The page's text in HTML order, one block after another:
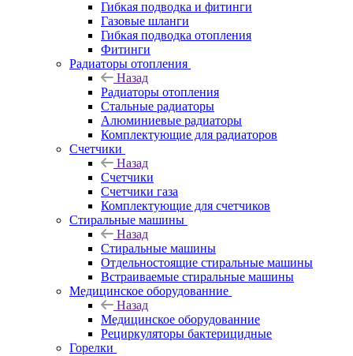
Гибкая подводка и фитинги
Газовые шланги
Гибкая подводка отопления
Фитинги
Радиаторы отопления
Назад
Радиаторы отопления
Стальные радиаторы
Алюминиевые радиаторы
Комплектующие для радиаторов
Счетчики
Назад
Счетчики
Счетчики газа
Комплектующие для счетчиков
Стиральные машины
Назад
Стиральные машины
Отдельностоящие стиральные машины
Встраиваемые стиральные машины
Медицинское оборудованние
Назад
Медицинское оборудованние
Рециркуляторы бактерицидные
Горелки